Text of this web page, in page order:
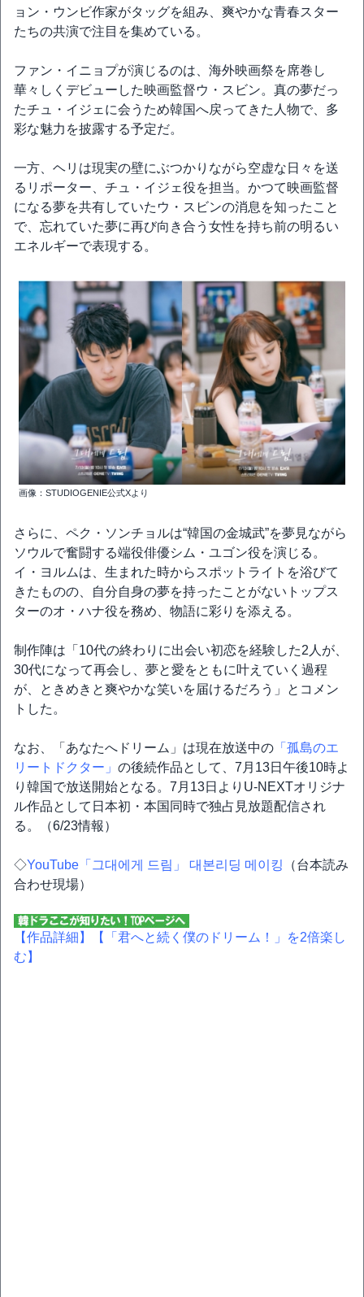
ョン・ウンビ作家がタッグを組み、爽やかな青春スター
たちの共演で注目を集めている。
ファン・イニョプが演じるのは、海外映画祭を席巻し
華々しくデビューした映画監督ウ・スビン。真の夢だっ
たチュ・イジェに会うため韓国へ戻ってきた人物で、多
彩な魅力を披露する予定だ。
一方、ヘリは現実の壁にぶつかりながら空虚な日々を送
るリポーター、チュ・イジェ役を担当。かつて映画監督
になる夢を共有していたウ・スビンの消息を知ったこと
で、忘れていた夢に再び向き合う女性を持ち前の明るい
エネルギーで表現する。
画像：STUDIOGENIE公式Xより
さらに、ペク・ソンチョルは“韓国の金城武”を夢見ながら
ソウルで奮闘する端役俳優シム・ユゴン役を演じる。
イ・ヨルムは、生まれた時からスポットライトを浴びて
きたものの、自分自身の夢を持ったことがないトップス
ターのオ・ハナ役を務め、物語に彩りを添える。
制作陣は「10代の終わりに出会い初恋を経験した2人が、
30代になって再会し、夢と愛をともに叶えていく過程
が、ときめきと爽やかな笑いを届けるだろう」とコメン
トした。
なお、「あなたへドリーム」は現在放送中の 「孤島のエ
リートドクター」 の後続作品として、7月13日午後10時よ
り韓国で放送開始となる。7月13日よりU-NEXTオリジナ
ル作品として日本初・本国同時で独占見放題配信され
る。（6/23情報）
◇YouTube「그대에게 드림」 대본리딩 메이킹
（台本読み
合わせ現場）
【作品詳細】
【「君へと続く僕のドリーム！」を2倍楽し
む】